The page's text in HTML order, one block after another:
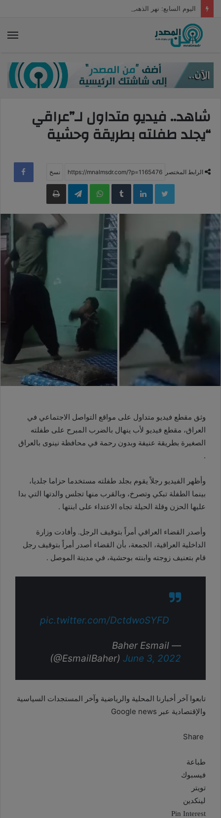
شاهد.. فيديو متداول لـ”عراقي
“يجلد طفلته بطريقة وحشية
الرابط المختصر
LinkedIn
WhatsApp
Telegramطباعة
وثق مقطع فيديو متداول على مواقع التواصل الاجتماعي في
العراق، مقطع فيديو لأب ينهال بالضرب المبرح على طفلته
الصغيرة بطريقة عنيفة وبدون رحمة في محافظة نينوى بالعراق
.
وأظهر الفيديو رجلاً يقوم بجلد طفلته مستخدما حزاما جلديا،
بينما الطفلة تبكي وتصرخ، وبالقرب منها تجلس والدتها التي بدا
عليها الحزن وقلة الحيلة تجاه الاعتداء على ابنتها .
وأصدر القضاء العراقي أمراً بتوقيف الرجل. وأفادت وزارة
الداخلية العراقية، الجمعة، بأن القضاء أصدر أمراً بتوقيف رجل
قام بتعنيف زوجته وابنته بوحشية، في مدينة الموصل .
pic.twitter.com/DctdwoSYFD
— Baher Esmail
(@EsmailBaher) June 3, 2022
تابعوا آخر أخبارنا المحلية والرياضية وآخر المستجدات السياسية
والإقتصادية عبر Google news
Share
طباعة
فيسبوك
تويتر
لينكدين
Pin Interest